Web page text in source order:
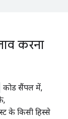
करना
कोड सैंपल में,
के किसी हिस्से